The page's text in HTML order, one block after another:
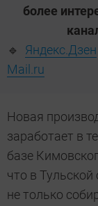
более
🔹 Яндекс.Дзен
Mail.ru
Новая
заработает в
базе
что в Тульской
не только